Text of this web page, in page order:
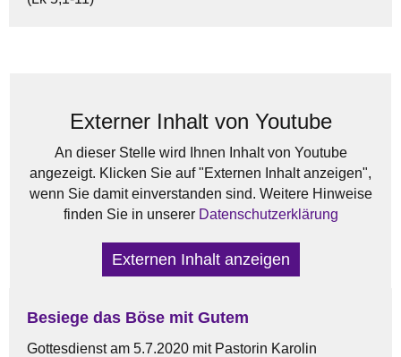
Externer Inhalt von Youtube
An dieser Stelle wird Ihnen Inhalt von Youtube
angezeigt. Klicken Sie auf "Externen Inhalt anzeigen",
wenn Sie damit einverstanden sind. Weitere Hinweise
finden Sie in unserer Datenschutzerklärung
Externen Inhalt anzeigen
Besiege das Böse mit Gutem
Gottesdienst am 5.7.2020 mit Pastorin Karolin